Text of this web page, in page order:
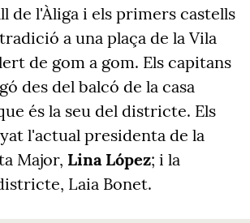
de l'Àliga i els primers castells
a una plaça de la Vila
de gom a gom. Els capitans
des del balcó de la casa
és la seu del districte. Els
l'actual presidenta de la
Major, Lina López; i la
Laia Bonet.